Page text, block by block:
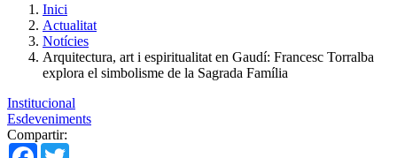
Inici
Actualitat
Notícies
Arquitectura, art i espiritualitat en Gaudí: Francesc Torralba
explora el simbolisme de la Sagrada Família
Institucional
Esdeveniments
Compartir:
Facebook